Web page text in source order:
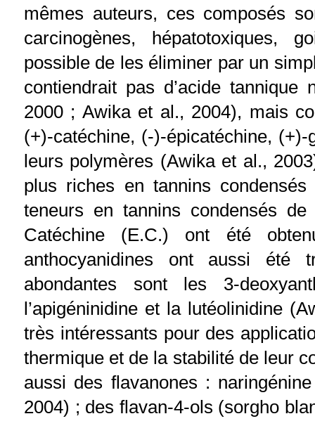
mêmes auteurs, ces composés
carcinogènes, hépatotoxiques,
possible de les éliminer par un
contiendrait pas d’acide
2000 ; Awika et al., 2004), mais
(+)-catéchine, (-)-épicatéchine,
leurs polymères (Awika et al.,
plus riches en tannins
teneurs en tannins condensés
Catéchine (E.C.) ont été
anthocyanidines ont aussi été
abondantes sont les 3-
l’apigéninidine et la lutéolinidine
très intéressants pour des
thermique et de la stabilité de leur
aussi des flavanones :
2004) ; des flavan-4-ols (sorgho